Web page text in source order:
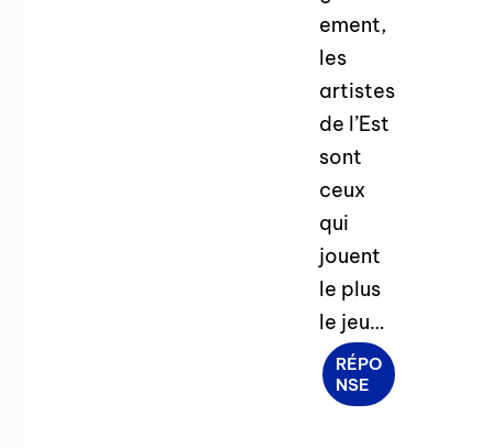
ement,
les
artistes
de l’Est
sont
ceux
qui
jouent
le plus
le jeu…
RÉPO
NSE